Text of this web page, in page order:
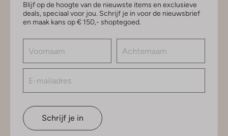
Blijf op de hoogte van de nieuwste items en exclusieve
deals, speciaal voor jou. Schrijf je in voor de nieuwsbrief
en maak kans op € 150,- shoptegoed.
Schrijf je in